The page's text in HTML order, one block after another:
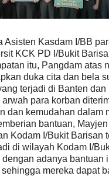
Asisten Kasdam I/BB
KCK PD I/Bukit
itu, Pangdam atas
duka cita dan bela
terjadi di Banten
arwah para korban
dan kemudahan dalam
bantuan,
Kodam I/Bukit Barisan
di wilayah Kodam I/
dengan adanya
sehingga mereka dapat